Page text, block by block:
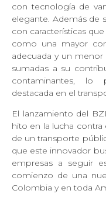
con tecnología de
elegante. Además de
con características
como una mayor
adecuada y un menor
sumadas a su
contaminantes, lo
destacada en el
El lanzamiento del
hito en la lucha
de un transporte
que este innovador
empresas a seguir
comienzo de una
Colombia y en toda